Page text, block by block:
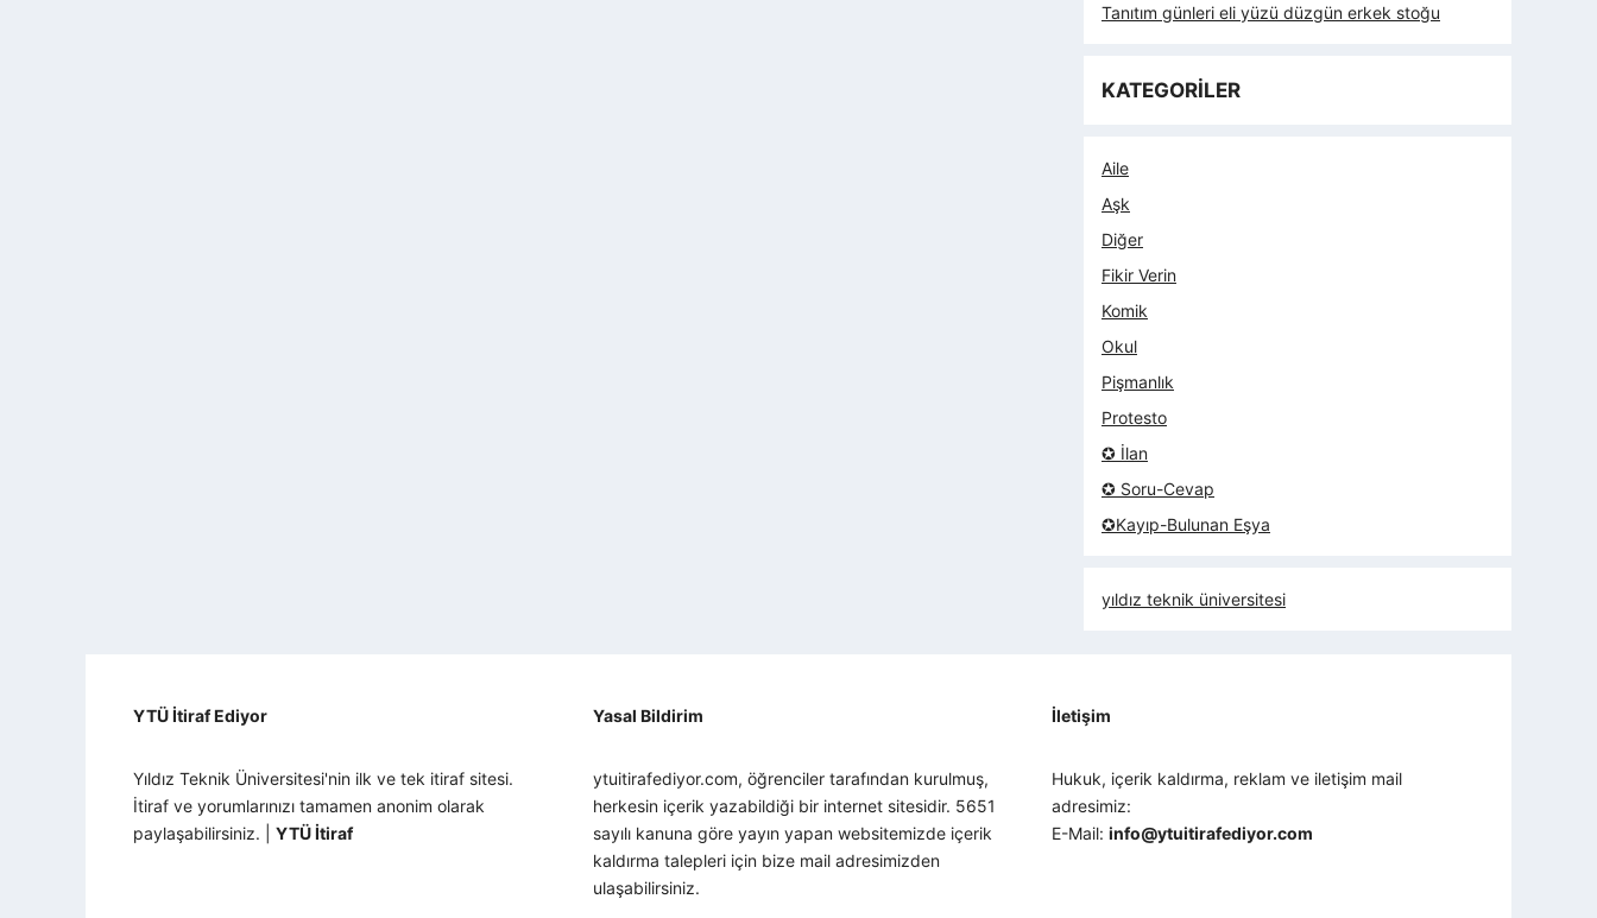
Tanıtım günleri eli yüzü düzgün erkek stoğu
KATEGORİLER
Aile
Aşk
Diğer
Fikir Verin
Komik
Okul
Pişmanlık
Protesto
✪ İlan
✪ Soru-Cevap
✪Kayıp-Bulunan Eşya
yıldız teknik üniversitesi
YTÜ İtiraf Ediyor
Yıldız Teknik Üniversitesi'nin ilk ve tek itiraf sitesi.
İtiraf ve yorumlarınızı tamamen anonim olarak
paylaşabilirsiniz. | YTÜ İtiraf
Yasal Bildirim
ytuitirafediyor.com, öğrenciler tarafından kurulmuş,
herkesin içerik yazabildiği bir internet sitesidir. 5651
sayılı kanuna göre yayın yapan websitemizde içerik
kaldırma talepleri için bize mail adresimizden
ulaşabilirsiniz.
İletişim
Hukuk, içerik kaldırma, reklam ve iletişim mail
adresimiz:
E-Mail:info@ytuitirafediyor.com